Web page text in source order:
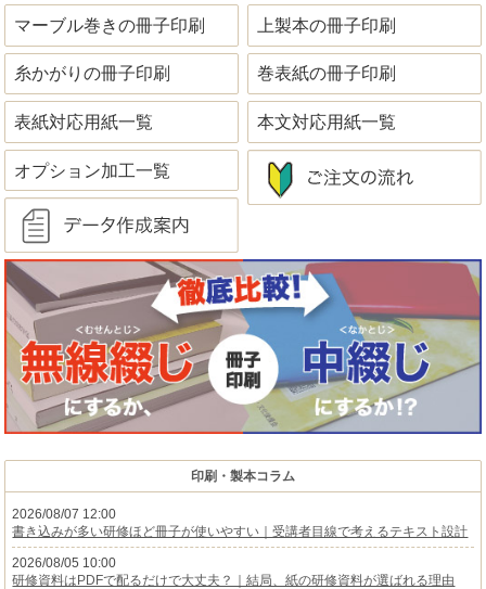
マーブル巻きの冊子印刷 上製本の冊子印刷
糸かがりの冊子印刷 巻表紙の冊子印刷
表紙対応用紙一覧 本文対応用紙一覧
オプション加工一覧
印刷・製本コラム
2026/08/07 12:00
書き込みが多い研修ほど冊子が使いやすい｜受講者目線で考えるテキスト設計
2026/08/05 10:00
研修資料はPDFで配るだけで大丈夫？｜結局、紙の研修資料が選ばれる理由